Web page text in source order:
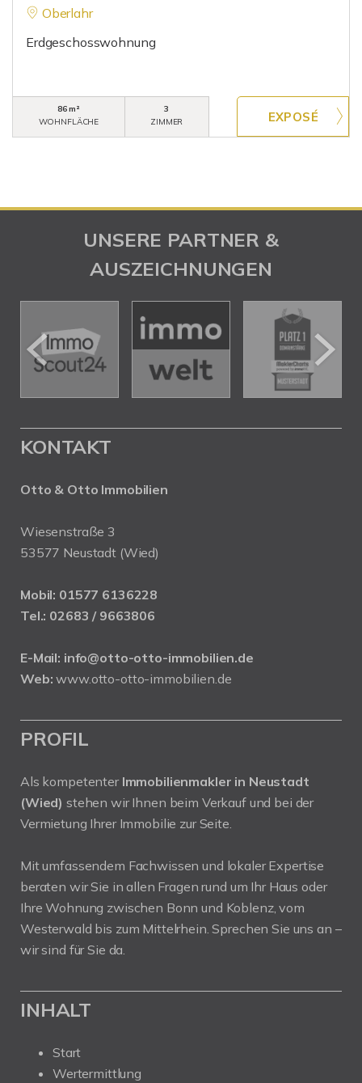
Oberlahr
Erdgeschosswohnung
86 m²
WOHNFLÄCHE
3
ZIMMER
UNSERE PARTNER &
AUSZEICHNUNGEN
KONTAKT
Otto & Otto Immobilien
Wiesenstraße 3
53577 Neustadt (Wied)
Mobil: 01577 6136228
Tel.: 02683 / 9663806
E-Mail: info@otto-otto-immobilien.de
Web: www.otto-otto-immobilien.de
PROFIL
Als kompetenter Immobilienmakler in Neustadt
(Wied) stehen wir Ihnen beim Verkauf und bei der
Vermietung Ihrer Immobilie zur Seite.
Mit umfassendem Fachwissen und lokaler Expertise
beraten wir Sie in allen Fragen rund um Ihr Haus oder
Ihre Wohnung zwischen Bonn und Koblenz, vom
Westerwald bis zum Mittelrhein. Sprechen Sie uns an –
wir sind für Sie da.
INHALT
Start
Wertermittlung